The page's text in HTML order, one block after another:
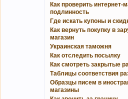
Как проверить интернет-
подлинность
Где искать купоны и
Как вернуть покупку в
магазин
Украинская таможня
Как отследить посылку
Как смотреть закрытые
Таблицы соответствия
Образцы писем в
магазины